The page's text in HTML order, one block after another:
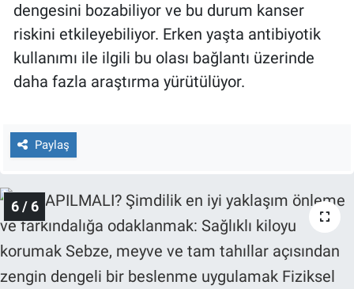
dengesini bozabiliyor ve bu durum kanser
riskini etkileyebiliyor. Erken yaşta antibiyotik
kullanımı ile ilgili bu olası bağlantı üzerinde
daha fazla araştırma yürütülüyor.
Paylaş
6 / 6